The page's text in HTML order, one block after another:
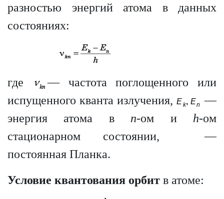
разностью энергий атома в данных
состояниях:
где
— частота поглощенного или
испущенного кванта излучения,
—
энергия атома в n-ом и h-ом
стационарном состоянии, —
постоянная Планка.
Условие квантования орбит в атоме: